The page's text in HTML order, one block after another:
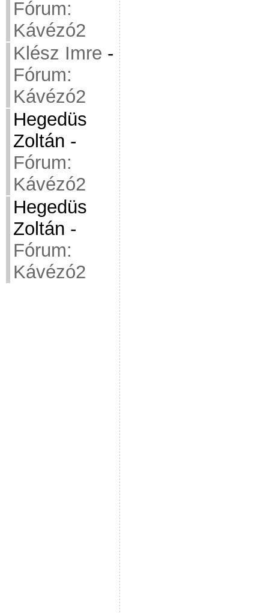
Fórum:
Kávézó2
Klész Imre -
Fórum:
Kávézó2
Hegedüs
Zoltán -
Fórum:
Kávézó2
Hegedüs
Zoltán -
Fórum:
Kávézó2